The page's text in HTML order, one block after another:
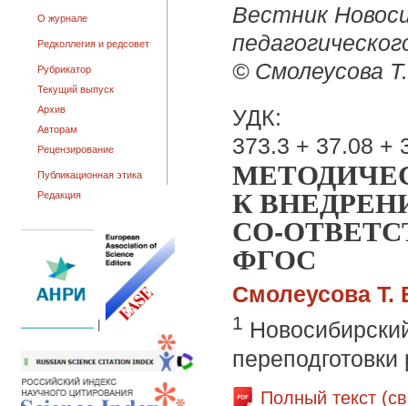
О журнале
Редколлегия и редсовет
Рубрикатор
Текущий выпуск
Архив
Авторам
Рецензирование
Публикационная этика
Редакция
Вестник
© Смолеусова
УДК:
373.3 + 37.08 +
К
СО-
ФГОС
Смолеусова Т.
1
Полный текст